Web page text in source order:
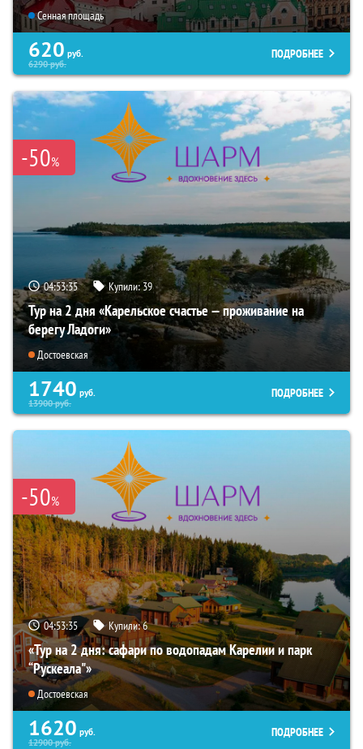
Сенная площадь
620 руб.
6290руб.
ПОДРОБНЕЕ
-50%
04:53:33 Купили:39
Тур на 2 дня «Карельское счастье — проживание на
берегу Ладоги»
Достоевская
1740 руб.
13900руб.
ПОДРОБНЕЕ
-50%
04:53:33 Купили:6
«Тур на 2 дня: сафари по водопадам Карелии и парк
“Рускеала"»
Достоевская
1620 руб.
12900руб.
ПОДРОБНЕЕ